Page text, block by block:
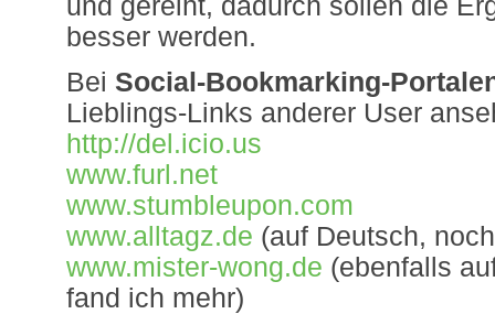
und gereiht, dadurch sollen die
besser werden.
Bei Social-Bookmarking-
Lieblings-Links anderer User
http://del.icio.us
www.furl.net
www.stumbleupon.com
www.alltagz.de (auf Deutsch,
www.mister-wong.de (ebenfalls
fand ich mehr)